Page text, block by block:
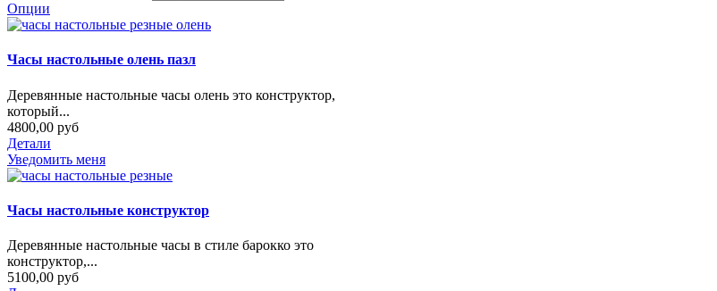
Опции
Часы настольные олень пазл
Деревянные настольные часы олень это конструктор,
который...
4800,00 руб
Детали
Уведомить меня
Часы настольные конструктор
Деревянные настольные часы в стиле барокко это
конструктор,...
5100,00 руб